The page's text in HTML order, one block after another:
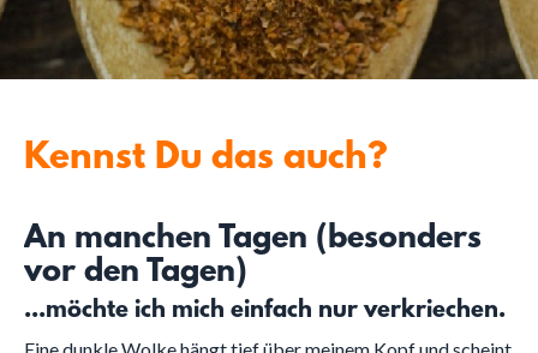
Kennst Du das auch?
An manchen Tagen (besonders
vor den Tagen)
...möchte ich mich einfach nur verkriechen.